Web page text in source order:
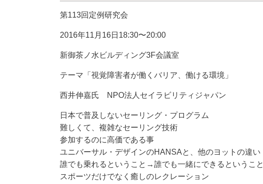
第113回定例研究会
2016年11月16日18:30〜20:00
新御茶ノ水ビルディング3F会議室
テーマ「視覚障害者が働くバリア、働ける環境」
西井伸嘉氏 NPO法人セイラビリティジャパン
日本で普及しないセーリング・プログラム
難しくて、複雑なセーリング技術
参加するのに高価である事
ユニバーサル・デザインのHANSAと、他のヨットの違い
誰でも乗れるということ→誰でも一緒にできるということ
スポーツだけでなく癒しのレクレーション